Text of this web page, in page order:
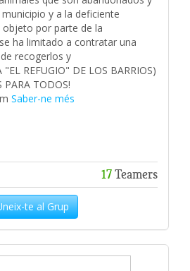
y a la deficiente
por parte de la
ha limitado a contratar una
recogerlos y
"EL REFUGIO" DE LOS BARRIOS)
PARA TODOS!
Saber-ne més
17Teamers
te al Grup